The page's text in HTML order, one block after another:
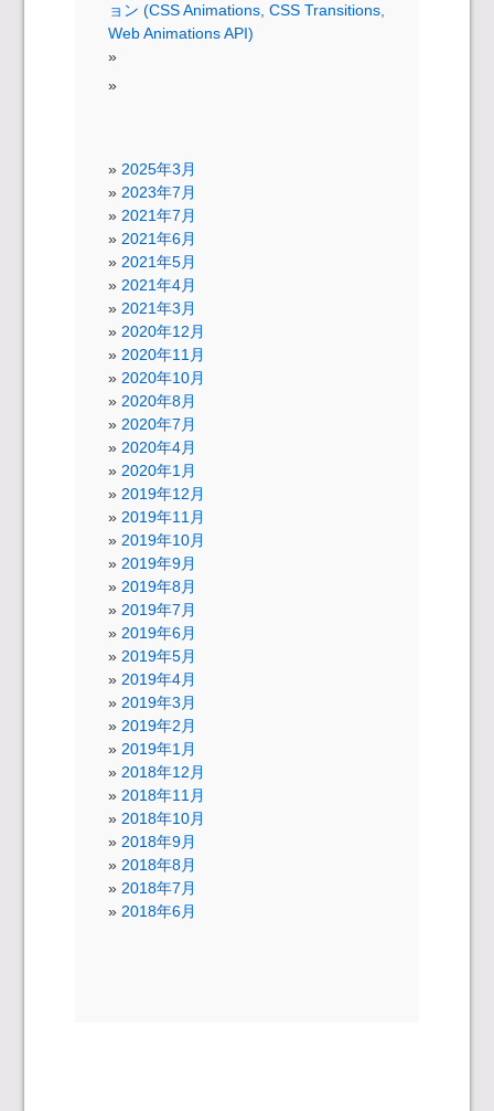
ョン (CSS Animations, CSS Transitions,
Web Animations API)
2025年3月
2023年7月
2021年7月
2021年6月
2021年5月
2021年4月
2021年3月
2020年12月
2020年11月
2020年10月
2020年8月
2020年7月
2020年4月
2020年1月
2019年12月
2019年11月
2019年10月
2019年9月
2019年8月
2019年7月
2019年6月
2019年5月
2019年4月
2019年3月
2019年2月
2019年1月
2018年12月
2018年11月
2018年10月
2018年9月
2018年8月
2018年7月
2018年6月